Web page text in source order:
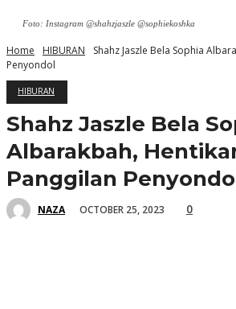
Foto: Instagram @shahzjaszle @sophiekoshka
Home HIBURAN
Shahz Jaszle Bela Sophia
Penyondol
HIBURAN
Shahz Jaszle Bela
Albarakbah,
Panggilan
NAZA OCTOBER 25, 2023 0